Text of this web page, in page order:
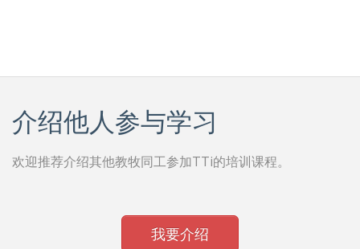
介绍他人参与学习
欢迎推荐介绍其他教牧同工参加TTi的培训课程。
我要介绍